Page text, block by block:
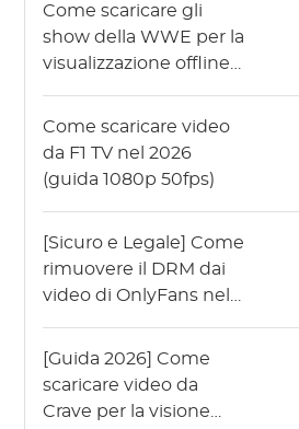
Come scaricare gli
show della WWE per la
visualizzazione offline
Come scaricare video
da F1 TV nel 2026
(guida 1080p 50fps)
[Sicuro e Legale] Come
rimuovere il DRM dai
video di OnlyFans nel
[Guida 2026] Come
scaricare video da
Crave per la visione